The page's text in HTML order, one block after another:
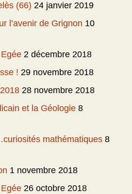
(66) 24 janvier 2019
l’avenir de Grignon 10
2 décembre 2018
! 29 novembre 2018
28 novembre 2018
et la Géologie 8
mathématiques 8
1 novembre 2018
26 octobre 2018